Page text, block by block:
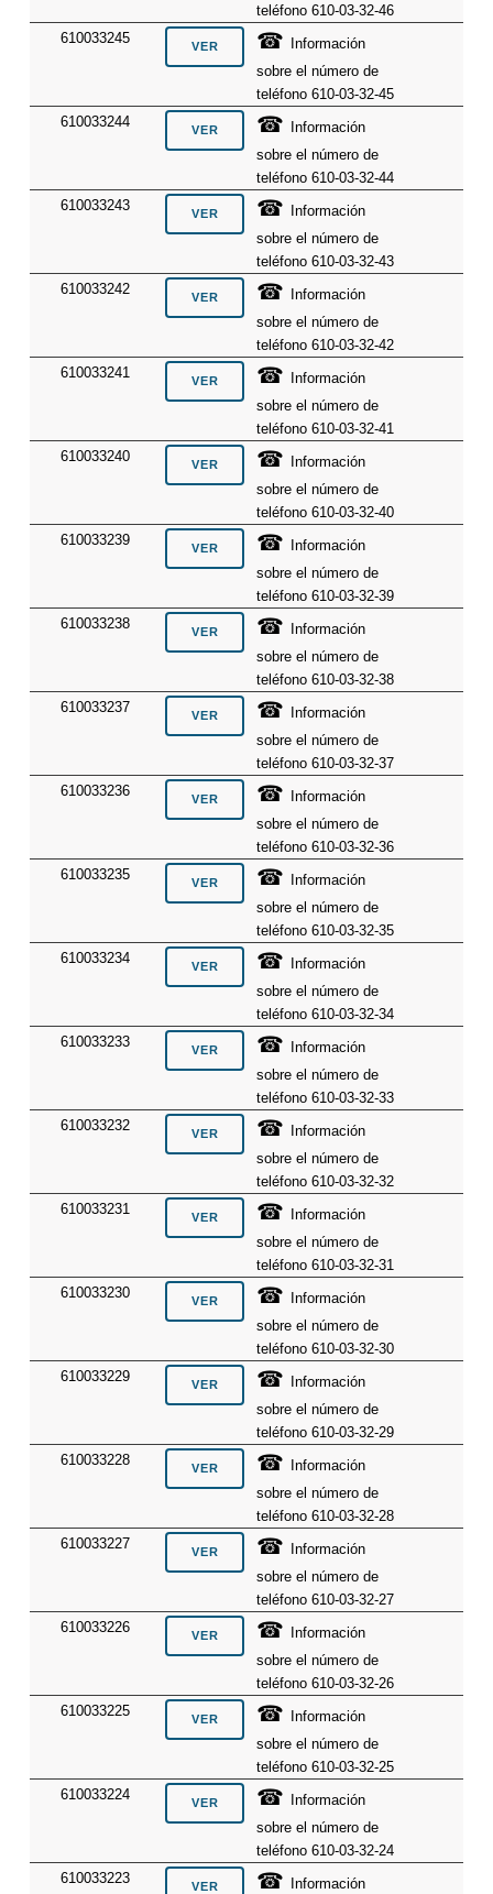
teléfono 610-03-32-46
610033245
☎ Información
sobre el número de
teléfono 610-03-32-45
610033244
☎ Información
sobre el número de
teléfono 610-03-32-44
610033243
☎ Información
sobre el número de
teléfono 610-03-32-43
610033242
☎ Información
sobre el número de
teléfono 610-03-32-42
610033241
☎ Información
sobre el número de
teléfono 610-03-32-41
610033240
☎ Información
sobre el número de
teléfono 610-03-32-40
610033239
☎ Información
sobre el número de
teléfono 610-03-32-39
610033238
☎ Información
sobre el número de
teléfono 610-03-32-38
610033237
☎ Información
sobre el número de
teléfono 610-03-32-37
610033236
☎ Información
sobre el número de
teléfono 610-03-32-36
610033235
☎ Información
sobre el número de
teléfono 610-03-32-35
610033234
☎ Información
sobre el número de
teléfono 610-03-32-34
610033233
☎ Información
sobre el número de
teléfono 610-03-32-33
610033232
☎ Información
sobre el número de
teléfono 610-03-32-32
610033231
☎ Información
sobre el número de
teléfono 610-03-32-31
610033230
☎ Información
sobre el número de
teléfono 610-03-32-30
610033229
☎ Información
sobre el número de
teléfono 610-03-32-29
610033228
☎ Información
sobre el número de
teléfono 610-03-32-28
610033227
☎ Información
sobre el número de
teléfono 610-03-32-27
610033226
☎ Información
sobre el número de
teléfono 610-03-32-26
610033225
☎ Información
sobre el número de
teléfono 610-03-32-25
610033224
☎ Información
sobre el número de
teléfono 610-03-32-24
610033223
☎ Información